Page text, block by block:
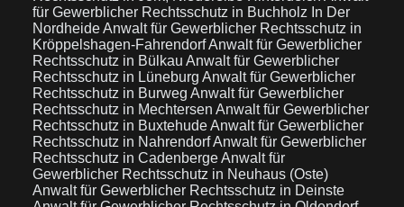
für Gewerblicher Rechtsschutz in Buchholz In Der
NordheideAnwalt für Gewerblicher Rechtsschutz in
Kröppelshagen-FahrendorfAnwalt für Gewerblicher
Rechtsschutz in Bülkau Anwalt für Gewerblicher
Rechtsschutz in Lüneburg Anwalt für Gewerblicher
Rechtsschutz in Burweg Anwalt für Gewerblicher
Rechtsschutz in Mechtersen Anwalt für Gewerblicher
Rechtsschutz in BuxtehudeAnwalt für Gewerblicher
Rechtsschutz in NahrendorfAnwalt für Gewerblicher
Rechtsschutz in CadenbergeAnwalt für
Gewerblicher Rechtsschutz in Neuhaus (Oste)
Anwalt für Gewerblicher Rechtsschutz in Deinste